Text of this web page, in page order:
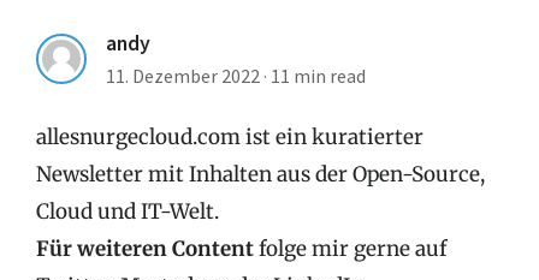
andy
11. Dezember 2022 · 11 min read
allesnurgecloud.com ist ein kuratierter
Newsletter mit Inhalten aus der Open-Source,
Cloud und IT-Welt.
Für weiteren Contentfolge mir gerne auf